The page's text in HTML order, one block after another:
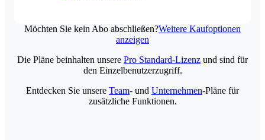
Möchten Sie kein Abo abschließen?Weitere Kaufoptionen
anzeigen
Die Pläne beinhalten unsere Pro Standard-Lizenz und sind für
den Einzelbenutzerzugriff.
Entdecken Sie unsere Team- und Unternehmen-Pläne für
zusätzliche Funktionen.